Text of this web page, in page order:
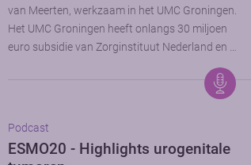
van Meerten, werkzaam in het UMC Groningen.
Het UMC Groningen heeft onlangs 30 miljoen
euro subsidie van Zorginstituut Nederland en …
Podcast
ESMO20 - Highlights urogenitale